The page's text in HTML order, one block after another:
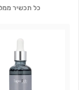
כל תכשיר